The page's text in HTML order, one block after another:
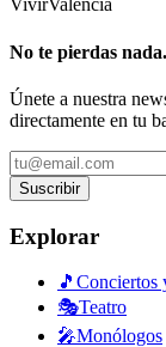
VivirValencia
No te pierdas nada.
Únete a nuestra
directamente en tu
Suscribir
Explorar
🎵 Conciertos
🎭Teatro
🎤Monólogos